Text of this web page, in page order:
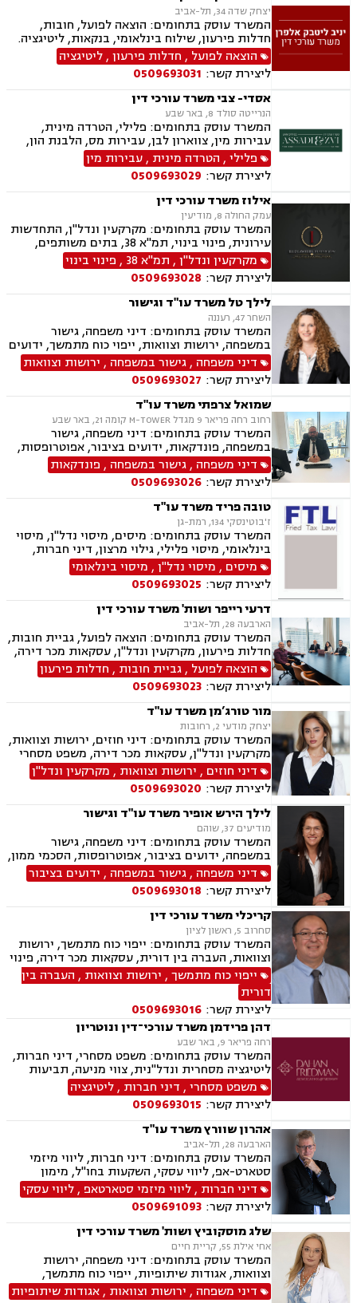
יצחק שדה 34, תל-אביב
המשרד עוסק בתחומים: הוצאה לפועל, חובות,
חדלות פירעון, שילוח בינלאומי, בנקאות, ליטיגציה.
הוצאה לפועל , חדלות פירעון,ליטיגציה
ליצירת קשר: 0509693031
אסדי- צבי משרד עורכי דין
הנרייטה סולד 8, באר שבע
המשרד עוסק בתחומים: פלילי, הטרדה מינית,
עבירות מין, צווארון לבן, עבירות מס, הלבנת הון,
רישוי נשק, ייצוג קטינים, אלימות במשפחה, עבירות
סמים, ועדת שחרורים, עבירות סייבר, סירוב ויזה
לארה"ב, מחיקת רישום פלילי, הסגרה ופשיעה
בינלאומית, נפגעי עבירה, תעבורה, נהיגה בשכרות,
המכון הרפואי לבטיחות בדרכים, שלילת רישיון
נהיגה, פסילת רישיון מנהלית.
פלילי, הטרדה מינית ,עבירות מין
ליצירת קשר: 0509693029
אילוז משרד עורכי דין
עמק החולה 8, מודיעין
המשרד עוסק בתחומים: מקרקעין ונדל"ן, התחדשות
עירונית, פינוי בינוי, תמ"א 38, בתים משותפים,
מגרשים לבנייה, עסקאות מכר דירה
מקרקעין ונדל"ן, תמ"א 38 , פינוי בינוי
ליצירת קשר: 0509693028
לילך טל משרד עו"ד וגישור
השחר 47, רעננה
המשרד עוסק בתחומים: דיני משפחה, גישור
במשפחה, ירושות וצוואות, ייפוי כוח מתמשך, ידועים
בציבור, אפוטרופסות, הסכמי ממון, מזונות, משמורת,
גירושין, הורות חד מינית, נישואים אזרחיים, ידועים
בציבור, חלוקת רכוש, מעמד אישי, תיאום הורי, זמני
שהות, עסקאות מתנה, גישור ובוררויות, גישור עסקי,
דיני חברות, סכסוך בין בעלי מניות, דיני צרכנות
ותיירות, משפט אזרחי, סכסוך שכנים.
דיני משפחה ,גישור במשפחה , ירושות וצוואות
ליצירת קשר: 0509693027
שמואל צרפתי משרד עו"ד
רחוב רחה פריאר 9 מגדל M-TOWER קומה 21, באר שבע
המשרד עוסק בתחומים: דיני משפחה, גישור
במשפחה, פונדקאות, ידועים בציבור, אפוטרופסות,
הסכמי ממון, אבהות, מזונות, משמורת, גירושין,
הורות חד מינית, נישואים אזרחיים, חוק הנוער,
אימוץ, חלוקת רכוש, מעמד אישי, תיאום הורי, חטיפת
ילדים, זמני שהות (החזקת ילדים), אומנה, ניכור הורי,
עסקאות מתנה, פלילי, הטרדה מינית, עבירות מין,
צווארון לבן, עבירות מס, הלבנת הון רישוי נשק, ייצוג
קטינים, אלימות במשפחה, עבירות סמים, ועדת
שחרורים, עבירות סייבר, סירוב ויזה לארה"ב, מחיקת
רישום פלילי הסגרה ופשיעה בינלאומית, נפגעי
עבירה.
דיני משפחה ,גישור במשפחה , פונדקאות
ליצירת קשר: 0509693026
טובה פריד משרד עו"ד
ז'בוטינסקי 134, רמת-גן
המשרד עוסק בתחומים: מיסים, מיסוי נדל"ן, מיסוי
בינלאומי, מיסוי פלילי, גילוי מרצון, דיני חברות,
רישום חברות, פירוקים והקפאת הליכים, סכסוך בין
בעלי מניות, עסקאות מכר דירה, ירושות וצוואות,
עיזבונות, ייפוי כוח מתמשך.
מיסים , מיסוי נדל"ן, מיסוי בינלאומי
ליצירת קשר: 0509693025
דרעי רייפר ושות' משרד עורכי דין
הארבעה 28, תל-אביב
המשרד עוסק בתחומים: הוצאה לפועל, גביית חובות,
חדלות פירעון, מקרקעין ונדל"ן, עסקאות מכר דירה,
דיני משפחה, חלוקת רכוש, דיני חוזים, ירושות
וצוואות.
הוצאה לפועל ,גביית חובות , חדלות פירעון
ליצירת קשר: 0509693023
מור טורג’מן משרד עו"ד
יצחק מודעי 2, רחובות
המשרד עוסק בתחומים: דיני חוזים, ירושות וצוואות,
מקרקעין ונדל"ן, עסקאות מכר דירה, משפט מסחרי
דיני חוזים , ירושות וצוואות , מקרקעין ונדל"ן
ליצירת קשר: 0509693020
לילך הירש אופיר משרד עו"ד וגישור
מודיעים 37, שוהם
המשרד עוסק בתחומים: דיני משפחה, גישור
במשפחה, ידועים בציבור, אפוטרופסות, הסכמי ממון,
מזונות, משמורת, גירושין, נישואים אזרחיים, חלוקת
רכוש, מעמד אישי, תיאום הורי, זמני שהות, ניכור
הורי, ירושות וצוואות, ייפוי כוח מתמשך, לשון הרע,
דיני עבודה
דיני משפחה ,גישור במשפחה , ידועים בציבור
ליצירת קשר: 0509693018
קריכלי משרד עורכי דין
סחרוב 5, ראשון לציון
המשרד עוסק בתחומים: ייפוי כוח מתמשך, ירושות
וצוואות, העברה בין דורית, עסקאות מכר דירה, פינוי
מושכר, דיני עבודה.
ייפוי כוח מתמשך, ירושות וצוואות , העברה בין
דורית
ליצירת קשר: 0509693016
דהן פרידמן משרד עורכי־דין ונוטריון
רחה פריאר 9, באר שבע
המשרד עוסק בתחומים: משפט מסחרי, דיני חברות,
ליטיגציה מסחרית ונדל"נית, צווי מניעה, תביעות
מקרקעין, דיני חוזים, ייפוי כוח מתמשך, ירושות
וצוואות, מסחר בינלאומי, משפט אזרחי, סכסוכי
שכנים, דיני עבודה, הסכמי ממון, מיסוי עירוני, מיסוי
נדל"ן, ארנונה, היטל פיתוח, היטל השבחה, נוטריון.
משפט מסחרי, דיני חברות ,ליטיגציה
ליצירת קשר: 0509693015
אהרון שוורץ משרד עו"ד
הארבעה 28, תל-אביב
המשרד עוסק בתחומים: דיני חברות, ליווי מיזמי
סטארט-אפ, ליווי עסקי, השקעות בחו"ל, מימון
חברות, מיזוגים ורכישות, מסחר בינלאומי, גישור
עסקי, דיני הייטק
דיני חברות ,ליווי מיזמי סטארטאפ ,ליווי עסקי
ליצירת קשר: 0509691093
שלג מוסקוביץ ושות' משרד עורכי דין
אחי אילת 55, קריית חיים
המשרד עוסק בתחומים: דיני משפחה, ירושות
וצוואות, אגודות שיתופיות, ייפוי כוח מתמשך,
מושבים וקיבוצים, מקרקעין ונדל"ן, עסקאות מכר
דיני משפחה , ירושות וצוואות ,אגודות שיתופיות